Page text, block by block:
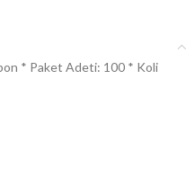
* Paket Adeti: 100 * Koli